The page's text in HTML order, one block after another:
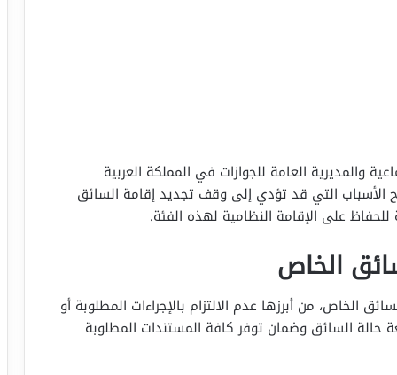
والمديرية العامة للجوازات في المملكة العربية
الأسباب التي قد تؤدي إلى وقف تجديد إقامة السائق
على الإقامة النظامية لهذه الفئة.
الخاص
الخاص، من أبرزها عدم الالتزام بالإجراءات المطلوبة أو
حالة السائق وضمان توفر كافة المستندات المطلوبة